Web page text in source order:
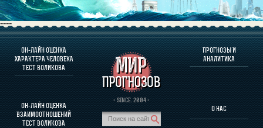
----
ОН-ЛАЙН ОЦЕНКА
ХАРАКТЕРА ЧЕЛОВЕКА
ТЕСТ ВОЛИКОВА
ОН-ЛАЙН ОЦЕНКА
ВЗАИМООТНОШЕНИЙ
ТЕСТ ВОЛИКОВА
· SINCE. 2004 ·
ПРОГНОЗЫ И
АНАЛИТИКА
О НАС
О ПРОГРАММЕ
ОЦЕНКА ХАРАКТЕРA ЧЕЛОВЕКА
ОЦЕНКА ХАРАКТЕРА ВЫДАЮЩИХСЯ ЛИЧНОСТЕЙ
О ПРОГРАММЕ
ПРОГНОЗЫ И АНАЛИТИКА